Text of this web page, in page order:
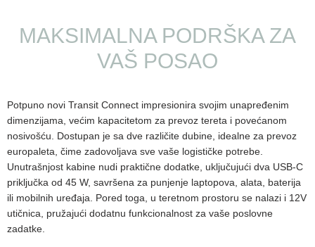
MAKSIMALNA PODRŠKA ZA
VAŠ POSAO
Potpuno novi Transit Connect impresionira svojim unapređenim
dimenzijama, većim kapacitetom za prevoz tereta i povećanom
nosivošću. Dostupan je sa dve različite dubine, idealne za prevoz
europaleta, čime zadovoljava sve vaše logističke potrebe.
Unutrašnjost kabine nudi praktične dodatke, uključujući dva USB-C
priključka od 45 W, savršena za punjenje laptopova, alata, baterija
ili mobilnih uređaja. Pored toga, u teretnom prostoru se nalazi i 12V
utičnica, pružajući dodatnu funkcionalnost za vaše poslovne
zadatke.